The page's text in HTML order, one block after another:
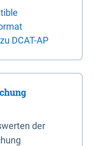
DCAT-AP
der